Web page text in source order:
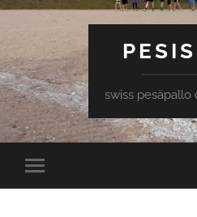
swiss
Toggle
mobile